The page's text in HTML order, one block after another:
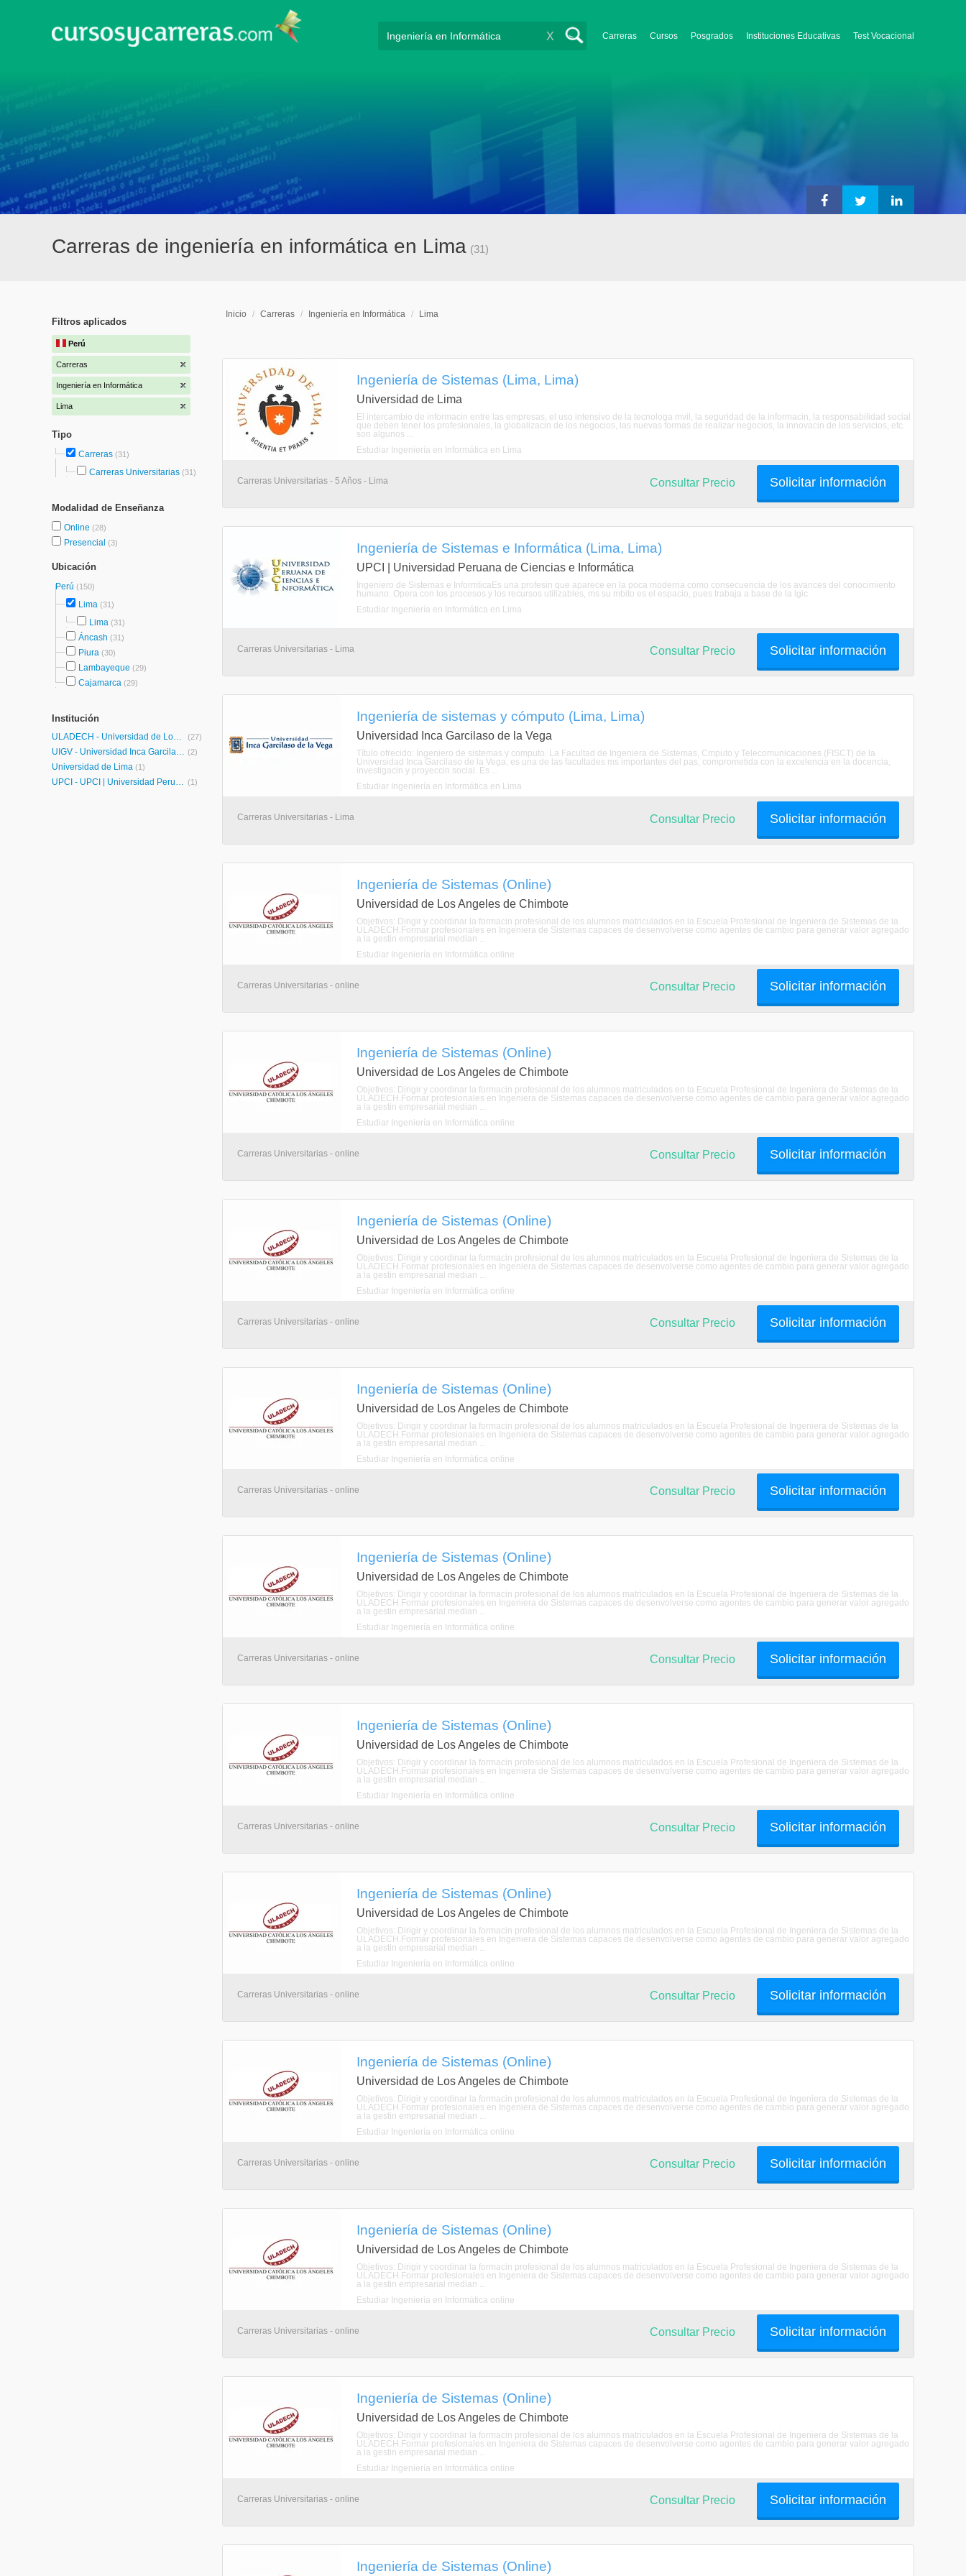
Carreras Cursos Posgrados Instituciones Educativas Test Vocacional
X
Carreras de ingeniería en informática en Lima (31)
Filtros aplicados
Perú
Carreras
Ingeniería en Informática
Lima
Tipo
Carreras (31)
Carreras Universitarias (31)
Modalidad de Enseñanza
Online (28)
Presencial (3)
Ubicación
Perú (150)
Lima (31)
Lima (31)
Áncash (31)
Piura (30)
Lambayeque (29)
Cajamarca (29)
Institución
ULADECH - Universidad de Los Angeles de Chimbote (27)
UIGV - Universidad Inca Garcilaso de la Vega (2)
Universidad de Lima (1)
UPCI - UPCI | Universidad Peruana de Ciencias e Informática (1)
Inicio / Carreras / Ingeniería en Informática / Lima
Ingeniería de Sistemas (Lima, Lima)
Universidad de Lima
El intercambio de informacin entre las empresas, el uso intensivo de la tecnologa mvil, la seguridad de la informacin, la responsabilidad social
que deben tener los profesionales, la globalizacin de los negocios, las nuevas formas de realizar negocios, la innovacin de los servicios, etc.
son algunos ...
Estudiar Ingeniería en Informática en Lima
Carreras Universitarias - 5 Años - Lima Solicitar información
Consultar Precio
Ingeniería de Sistemas e Informática (Lima, Lima)
UPCI | Universidad Peruana de Ciencias e Informática
Ingeniero de Sistemas e InformticaEs una profesin que aparece en la poca moderna como consecuencia de los avances del conocimiento
humano. Opera con los procesos y los recursos utilizables, ms su mbito es el espacio, pues trabaja a base de la lgic
Estudiar Ingeniería en Informática en Lima
Carreras Universitarias - Lima Solicitar información
Consultar Precio
Ingeniería de sistemas y cómputo (Lima, Lima)
Universidad Inca Garcilaso de la Vega
Título ofrecido: Ingeniero de sistemas y computo. La Facultad de Ingeniera de Sistemas, Cmputo y Telecomunicaciones (FISCT) de la
Universidad Inca Garcilaso de la Vega, es una de las facultades ms importantes del pas, comprometida con la excelencia en la docencia,
investigacin y proyeccin social. Es ...
Estudiar Ingeniería en Informática en Lima
Carreras Universitarias - Lima Solicitar información
Consultar Precio
Ingeniería de Sistemas (Online)
Universidad de Los Angeles de Chimbote
Objetivos: Dirigir y coordinar la formacin profesional de los alumnos matriculados en la Escuela Profesional de Ingeniera de Sistemas de la
ULADECH.Formar profesionales en Ingeniera de Sistemas capaces de desenvolverse como agentes de cambio para generar valor agregado
a la gestin empresarial median ...
Estudiar Ingeniería en Informática online
Carreras Universitarias - online Solicitar información
Consultar Precio
Ingeniería de Sistemas (Online)
Universidad de Los Angeles de Chimbote
Objetivos: Dirigir y coordinar la formacin profesional de los alumnos matriculados en la Escuela Profesional de Ingeniera de Sistemas de la
ULADECH.Formar profesionales en Ingeniera de Sistemas capaces de desenvolverse como agentes de cambio para generar valor agregado
a la gestin empresarial median ...
Estudiar Ingeniería en Informática online
Carreras Universitarias - online Solicitar información
Consultar Precio
Ingeniería de Sistemas (Online)
Universidad de Los Angeles de Chimbote
Objetivos: Dirigir y coordinar la formacin profesional de los alumnos matriculados en la Escuela Profesional de Ingeniera de Sistemas de la
ULADECH.Formar profesionales en Ingeniera de Sistemas capaces de desenvolverse como agentes de cambio para generar valor agregado
a la gestin empresarial median ...
Estudiar Ingeniería en Informática online
Carreras Universitarias - online Solicitar información
Consultar Precio
Ingeniería de Sistemas (Online)
Universidad de Los Angeles de Chimbote
Objetivos: Dirigir y coordinar la formacin profesional de los alumnos matriculados en la Escuela Profesional de Ingeniera de Sistemas de la
ULADECH.Formar profesionales en Ingeniera de Sistemas capaces de desenvolverse como agentes de cambio para generar valor agregado
a la gestin empresarial median ...
Estudiar Ingeniería en Informática online
Carreras Universitarias - online Solicitar información
Consultar Precio
Ingeniería de Sistemas (Online)
Universidad de Los Angeles de Chimbote
Objetivos: Dirigir y coordinar la formacin profesional de los alumnos matriculados en la Escuela Profesional de Ingeniera de Sistemas de la
ULADECH.Formar profesionales en Ingeniera de Sistemas capaces de desenvolverse como agentes de cambio para generar valor agregado
a la gestin empresarial median ...
Estudiar Ingeniería en Informática online
Carreras Universitarias - online Solicitar información
Consultar Precio
Ingeniería de Sistemas (Online)
Universidad de Los Angeles de Chimbote
Objetivos: Dirigir y coordinar la formacin profesional de los alumnos matriculados en la Escuela Profesional de Ingeniera de Sistemas de la
ULADECH.Formar profesionales en Ingeniera de Sistemas capaces de desenvolverse como agentes de cambio para generar valor agregado
a la gestin empresarial median ...
Estudiar Ingeniería en Informática online
Carreras Universitarias - online Solicitar información
Consultar Precio
Ingeniería de Sistemas (Online)
Universidad de Los Angeles de Chimbote
Objetivos: Dirigir y coordinar la formacin profesional de los alumnos matriculados en la Escuela Profesional de Ingeniera de Sistemas de la
ULADECH.Formar profesionales en Ingeniera de Sistemas capaces de desenvolverse como agentes de cambio para generar valor agregado
a la gestin empresarial median ...
Estudiar Ingeniería en Informática online
Carreras Universitarias - online Solicitar información
Consultar Precio
Ingeniería de Sistemas (Online)
Universidad de Los Angeles de Chimbote
Objetivos: Dirigir y coordinar la formacin profesional de los alumnos matriculados en la Escuela Profesional de Ingeniera de Sistemas de la
ULADECH.Formar profesionales en Ingeniera de Sistemas capaces de desenvolverse como agentes de cambio para generar valor agregado
a la gestin empresarial median ...
Estudiar Ingeniería en Informática online
Carreras Universitarias - online Solicitar información
Consultar Precio
Ingeniería de Sistemas (Online)
Universidad de Los Angeles de Chimbote
Objetivos: Dirigir y coordinar la formacin profesional de los alumnos matriculados en la Escuela Profesional de Ingeniera de Sistemas de la
ULADECH.Formar profesionales en Ingeniera de Sistemas capaces de desenvolverse como agentes de cambio para generar valor agregado
a la gestin empresarial median ...
Estudiar Ingeniería en Informática online
Carreras Universitarias - online Solicitar información
Consultar Precio
Ingeniería de Sistemas (Online)
Universidad de Los Angeles de Chimbote
Objetivos: Dirigir y coordinar la formacin profesional de los alumnos matriculados en la Escuela Profesional de Ingeniera de Sistemas de la
ULADECH.Formar profesionales en Ingeniera de Sistemas capaces de desenvolverse como agentes de cambio para generar valor agregado
a la gestin empresarial median ...
Estudiar Ingeniería en Informática online
Carreras Universitarias - online Solicitar información
Consultar Precio
Ingeniería de Sistemas (Online)